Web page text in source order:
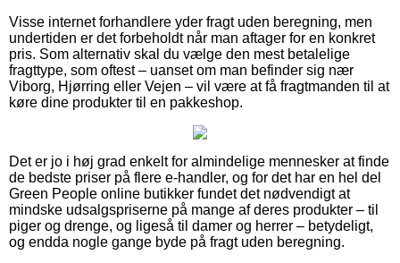
Visse internet forhandlere yder fragt uden beregning, men
undertiden er det forbeholdt når man aftager for en konkret
pris. Som alternativ skal du vælge den mest betalelige
fragttype, som oftest – uanset om man befinder sig nær
Viborg, Hjørring eller Vejen – vil være at få fragtmanden til at
køre dine produkter til en pakkeshop.
Det er jo i høj grad enkelt for almindelige mennesker at finde
de bedste priser på flere e-handler, og for det har en hel del
Green People online butikker fundet det nødvendigt at
mindske udsalgspriserne på mange af deres produkter – til
piger og drenge, og ligeså til damer og herrer – betydeligt,
og endda nogle gange byde på fragt uden beregning.